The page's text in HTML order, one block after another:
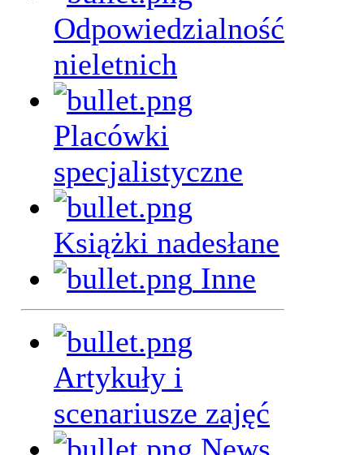
Odpowiedzialność
nieletnich
Placówki
specjalistyczne
Książki nadesłane
Inne
Artykuły i
scenariusze zajęć